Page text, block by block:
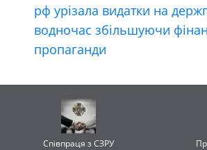
рф урізала видатки на
водночас збільшуючи
пропаганди
Співпраця з СЗРУ